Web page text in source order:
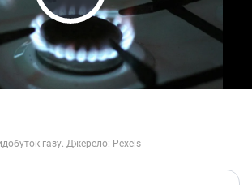
Play Video